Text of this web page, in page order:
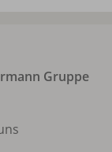
Gruppe